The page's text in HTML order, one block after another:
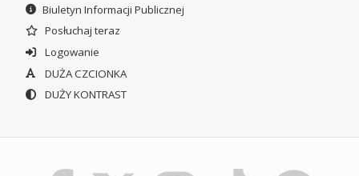
Biuletyn Informacji Publicznej
Posłuchaj teraz
Logowanie
DUŻA CZCIONKA
DUŻY KONTRAST